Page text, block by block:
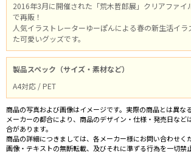
2016年3月に開催された「荒木哲郎展」クリアファイ
で再販！
人気イラストレーターゆーぽんによる春の新生活イ
た可愛いグッズです。
製品スペック（サイズ・素材など）
A4対応 / PET
商品の写真および画像はイメージです。実際の商品とは異な
メーカーの都合により、商品のデザイン・仕様・発売日など
合があります。
商品の詳細につきましては、各メーカー様にお問い合わせく
画像・テキストの無断転載、及びそれに準ずる行為を一切禁